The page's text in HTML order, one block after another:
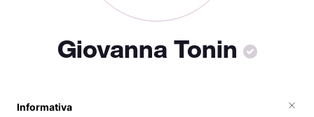
Giovanna Tonin
Informativa ×